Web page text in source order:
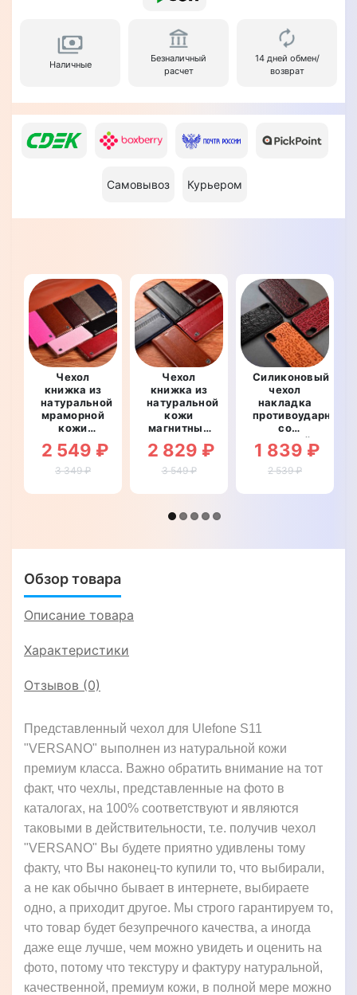
Наличные
Безналичный
расчет
14 дней обмен/
возврат
Самовывоз Курьером
Чехол
книжка из
натуральной
мраморной
кожи
противоударный
магнитный
для
"MARBLE"
2 549 ₽
3 349 ₽
Чехол
книжка из
натуральной
кожи
магнитный
противоударный
для
Ulefone S11
2 829 ₽
3 549 ₽
Силиконовый
чехол
накладка
противоударный
со
вставкой
из
натуральной
Ulefone S11
1 839 ₽
2 539 ₽
Обзор товара
Описание товара
Характеристики
Отзывов (0)
Представленный чехол для Ulefone S11
"VERSANO" выполнен из натуральной кожи
премиум класса. Важно обратить внимание на тот
факт, что чехлы, представленные на фото в
каталогах, на 100% соответствуют и являются
таковыми в действительности, т.е. получив чехол
"VERSANO" Вы будете приятно удивлены тому
факту, что Вы наконец-то купили то, что выбирали,
а не как обычно бывает в интернете, выбираете
одно, а приходит другое. Мы строго гарантируем то,
что товар будет безупречного качества, а иногда
даже еще лучше, чем можно увидеть и оценить на
фото, потому что текстуру и фактуру натуральной,
качественной, премиум кожи, в полной мере можно